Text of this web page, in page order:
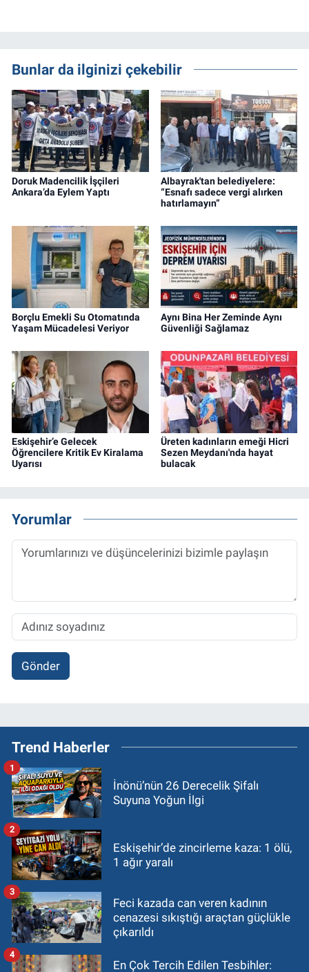
Bunlar da ilginizi çekebilir
Doruk Madencilik İşçileri
Ankara’da Eylem Yaptı
Albayrak'tan belediyelere:
“Esnafı sadece vergi alırken
hatırlamayın”
Borçlu Emekli Su Otomatında
Yaşam Mücadelesi Veriyor
Aynı Bina Her Zeminde Aynı
Güvenliği Sağlamaz
Eskişehir’e Gelecek
Öğrencilere Kritik Ev Kiralama
Uyarısı
Üreten kadınların emeği Hicri
Sezen Meydanı'nda hayat
bulacak
Yorumlar
Gönder
Trend Haberler
İnönü’nün 26 Derecelik Şifalı
Suyuna Yoğun İlgi
1
Eskişehir’de zincirleme kaza: 1 ölü,
1 ağır yaralı
2
Feci kazada can veren kadının
cenazesi sıkıştığı araçtan güçlükle
çıkarıldı
3
En Çok Tercih Edilen Tesbihler:
4